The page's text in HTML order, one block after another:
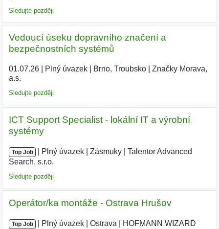
Sledujte později
Vedoucí úseku dopravního značení a
bezpečnostních systémů
01.07.26| Plný úvazek| Brno, Troubsko|
Značky Morava,
a.s.
Sledujte později
ICT Support Specialist - lokální IT a výrobní
systémy
Top Job Plný úvazek Zásmuky
Talentor Advanced
Search, s.r.o.
Sledujte později
Operátor/ka montáže - Ostrava Hrušov
Top Job Plný úvazek Ostrava
HOFMANN WIZARD